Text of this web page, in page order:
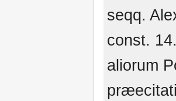
seqq.
const.
aliorum